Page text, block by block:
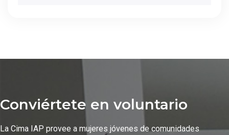
Conviértete en voluntario
La Cima IAP provee a mujeres jóvenes de comunidades